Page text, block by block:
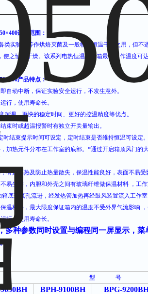
适用范围：
类实验室等作烘焙灭菌及一般物品恒温干燥之用，但不
使之恒温干燥。该系列电热恒温干燥箱最高工作温度可
产品特点：
自动中断，保证实验安全运行，不发生意外。
行，使用寿命长。
超调、更快的稳定时间、更好的控温精度等优点。
束时或超温报警时有独立开关量输出。
结束提示时间可设定，定时结束是否维持恒温可设定
加热元件分布在工作室的底部。 *通过开启箱顶风门的
有效隔热及防止热量散失，保温性能良好，表面不易受
易生锈，内胆和外壳之间有玻璃纤维做保温材料 ，工
箱底进气孔流进，经发热管加热再经鼓风装置流入工作
温材料，最大限度保证箱内的温度不受外界气流影响
行，使用寿命长。
多种参数同时设置与编程同一屏显示，
型 号
BPH-9100BH BPG-